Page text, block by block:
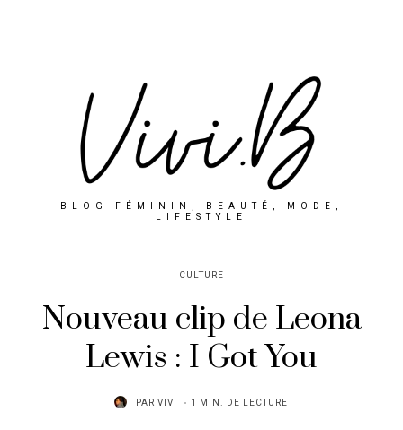
BLOG FÉMININ, BEAUTÉ, MODE,
LIFESTYLE
CULTURE
Nouveau clip de Leona
Lewis : I Got You
PAR VIVI 1 MIN. DE LECTURE